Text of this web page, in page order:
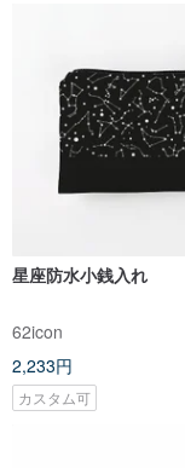
星座防水小銭入れ
62icon
2,233円
カスタム可